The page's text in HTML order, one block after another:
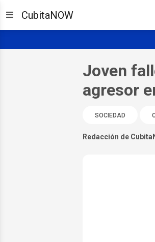
CubitaNOW
Joven
agresor
SOCIEDAD
Redacción de